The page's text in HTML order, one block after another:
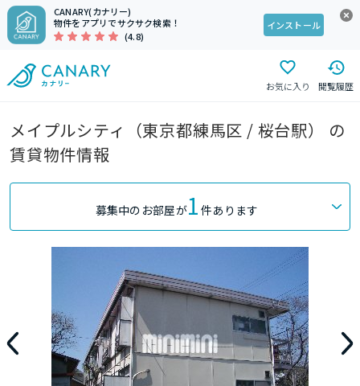
CANARY(カナリー)
物件をアプリでサクサク検索！
(4.8)
インストール
お気に入り 閲覧履歴
メイプルシティ（東京都練馬区 / 桜台駅） の
賃貸物件情報
募集中のお部屋が1 件あります